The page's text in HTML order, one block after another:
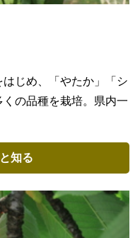
じめ、「やたか」「シ
の品種を栽培。県内一
知る